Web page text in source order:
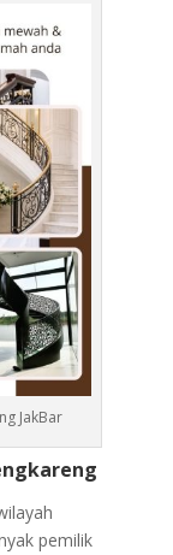
JakBar
pemilik